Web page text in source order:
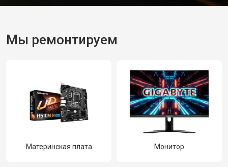
Мы ремонтируем
Материнская плата Монитор